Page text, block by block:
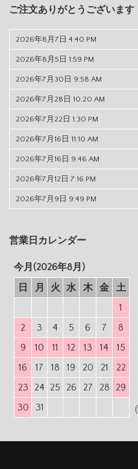
ご注文ありがとうございます
2026年8月7日 4:40 PM
2026年8月5日 1:59 PM
2026年7月30日 9:58 AM
2026年7月28日 10:20 AM
2026年7月22日 1:30 PM
2026年7月16日 11:10 AM
2026年7月16日 9:46 AM
2026年7月12日 7:16 PM
2026年7月9日 9:49 PM
営業日カレンダー
今月(2026年8月)
日
月 火 水 木 金
土
1
2
3 4 5 6 7
8
9
10 11 12 13 14
15
16
17 18 19 20 21
22
23
24 25 26 27 28
29
30
31 (